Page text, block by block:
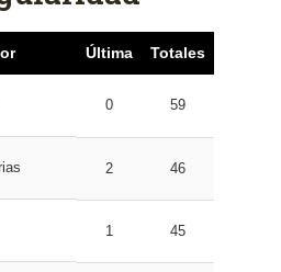
Última Totales
0 59
2 46
1 45